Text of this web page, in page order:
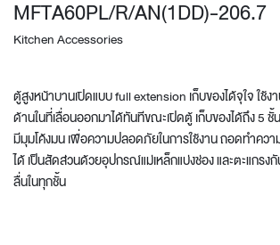
MFTA60PL/R/AN(1DD)-206.7
Kitchen Accessories
ตู้สูงหน้าบานเปิดแบบ full extension เก็บของได้จุใจ ใช้
ด้านในที่เลื่อนออกมาได้ทันทีขณะเปิดตู้ เก็บของได้ถึง 5
มีมุมโค้งมน เพื่อความปลอดภัยในการใช้งาน ถอดทำควา
ได้ เป็นสัดส่วนด้วยอุปกรณ์แม่เหล็กแบ่งช่อง และตะแกร
ลื่นในทุกชั้น